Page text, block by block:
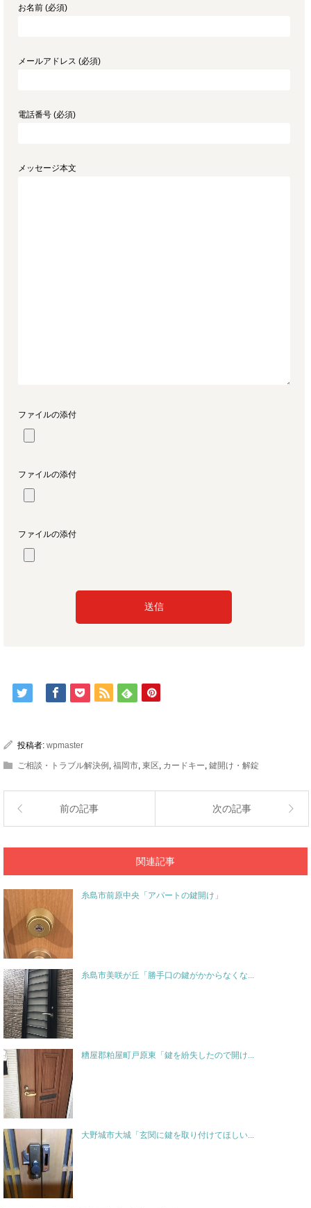
お名前 (必須)
メールアドレス (必須)
電話番号 (必須)
メッセージ本文
ファイルの添付
ファイルの添付
ファイルの添付
投稿者: wpmaster
ご相談・トラブル解決例 , 福岡市, 東区, カードキー, 鍵開け・解錠
前の記事 次の記事
関連記事
糸島市前原中央「アパートの鍵開け」
糸島市美咲が丘「勝手口の鍵がかからなくな...
糟屋郡粕屋町戸原東「鍵を紛失したので開け...
大野城市大城「玄関に鍵を取り付けてほしい...